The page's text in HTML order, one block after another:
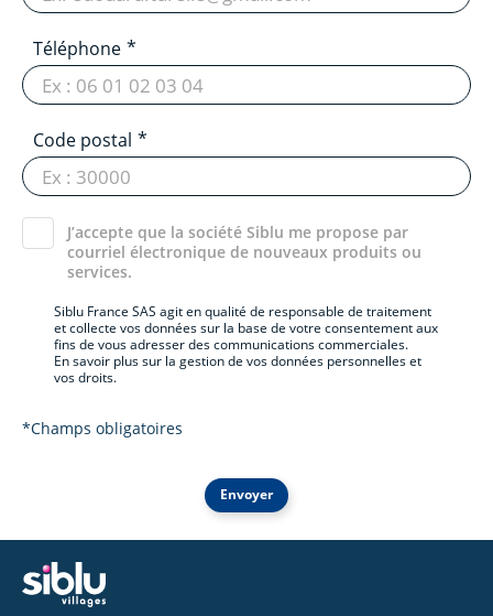
Téléphone
Code postal
J’accepte que la société Siblu me propose par
courriel électronique de nouveaux produits ou
services.
Siblu France SAS agit en qualité de responsable de traitement
et collecte vos données sur la base de votre consentement aux
fins de vous adresser des communications commerciales.
En savoir plus sur la gestion de vos données personnelles et
vos droits.
*Champs obligatoires
Envoyer